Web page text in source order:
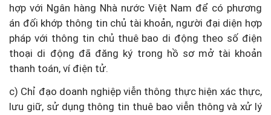
hợp với Ngân hàng Nhà nước Việt Nam để có phương
án đối khớp thông tin chủ tài khoản, người đại diện hợp
pháp với thông tin chủ thuê bao di động theo số điện
thoại di động đã đăng ký trong hồ sơ mở tài khoản
thanh toán, ví điện tử.
c) Chỉ đạo doanh nghiệp viễn thông thực hiện xác thực,
lưu giữ, sử dụng thông tin thuê bao viễn thông và xử lý